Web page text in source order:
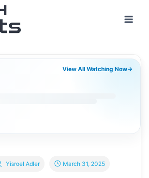
View All Watching Now→
Yisroel Adler March 31, 2025